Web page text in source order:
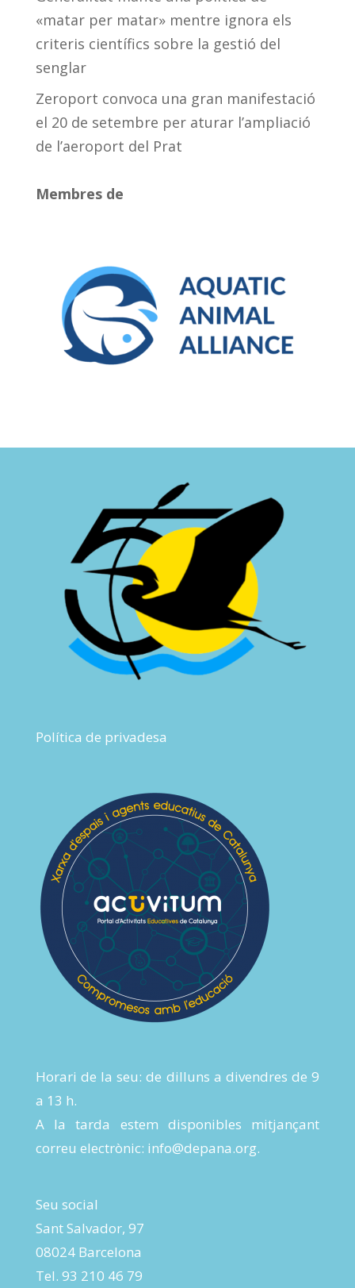
«matar per matar» mentre ignora els
criteris científics sobre la gestió del
senglar
Zeroport convoca una gran manifestació
el 20 de setembre per aturar l’ampliació
de l’aeroport del Prat
Membres de
Política de privadesa
Horari de la seu: de dilluns a divendres de 9
a 13 h.
A la tarda estem disponibles mitjançant
correu electrònic: info@depana.org.
Seu social
Sant Salvador, 97
08024 Barcelona
Tel. 93 210 46 79